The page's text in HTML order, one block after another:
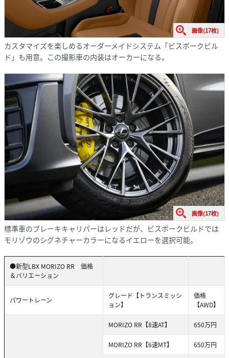
画像(17枚)
カスタマイズを楽しめるオーダーメイドシステム「ビスポークビル
ド」も用意。この撮影車の内装はオーカーになる。
画像(17枚)
標準車のブレーキキャリパーはレッドだが、ビスポークビルドでは
モリゾウのシグネチャーカラーになるイエローを選択可能。
●新型LBX MORIZO RR 価格
＆バリエーション
パワートレーン
グレード【トランスミッシ
ョン】
価格
【AWD】
MORIZO RR【8速AT】 650万円
MORIZO RR【6速MT】 650万円